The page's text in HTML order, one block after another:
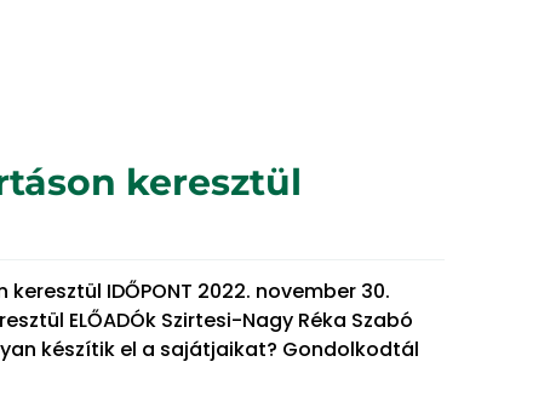
keresztül
IDŐPONT 2022. november 30.
ELŐADÓk Szirtesi-Nagy Réka Szabó
készítik el a sajátjaikat? Gondolkodtál